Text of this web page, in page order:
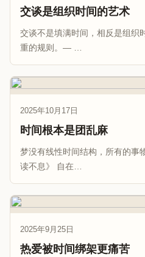
交谈是组织时间的艺术
交谈不是填满时间，相反是组织
重的规则。— …
2025年10月17日
时间根本是团乱麻
梦没有线性时间结构，所有的
读不息》 自在…
2025年9月25日
热爱被时间绑架更痛苦